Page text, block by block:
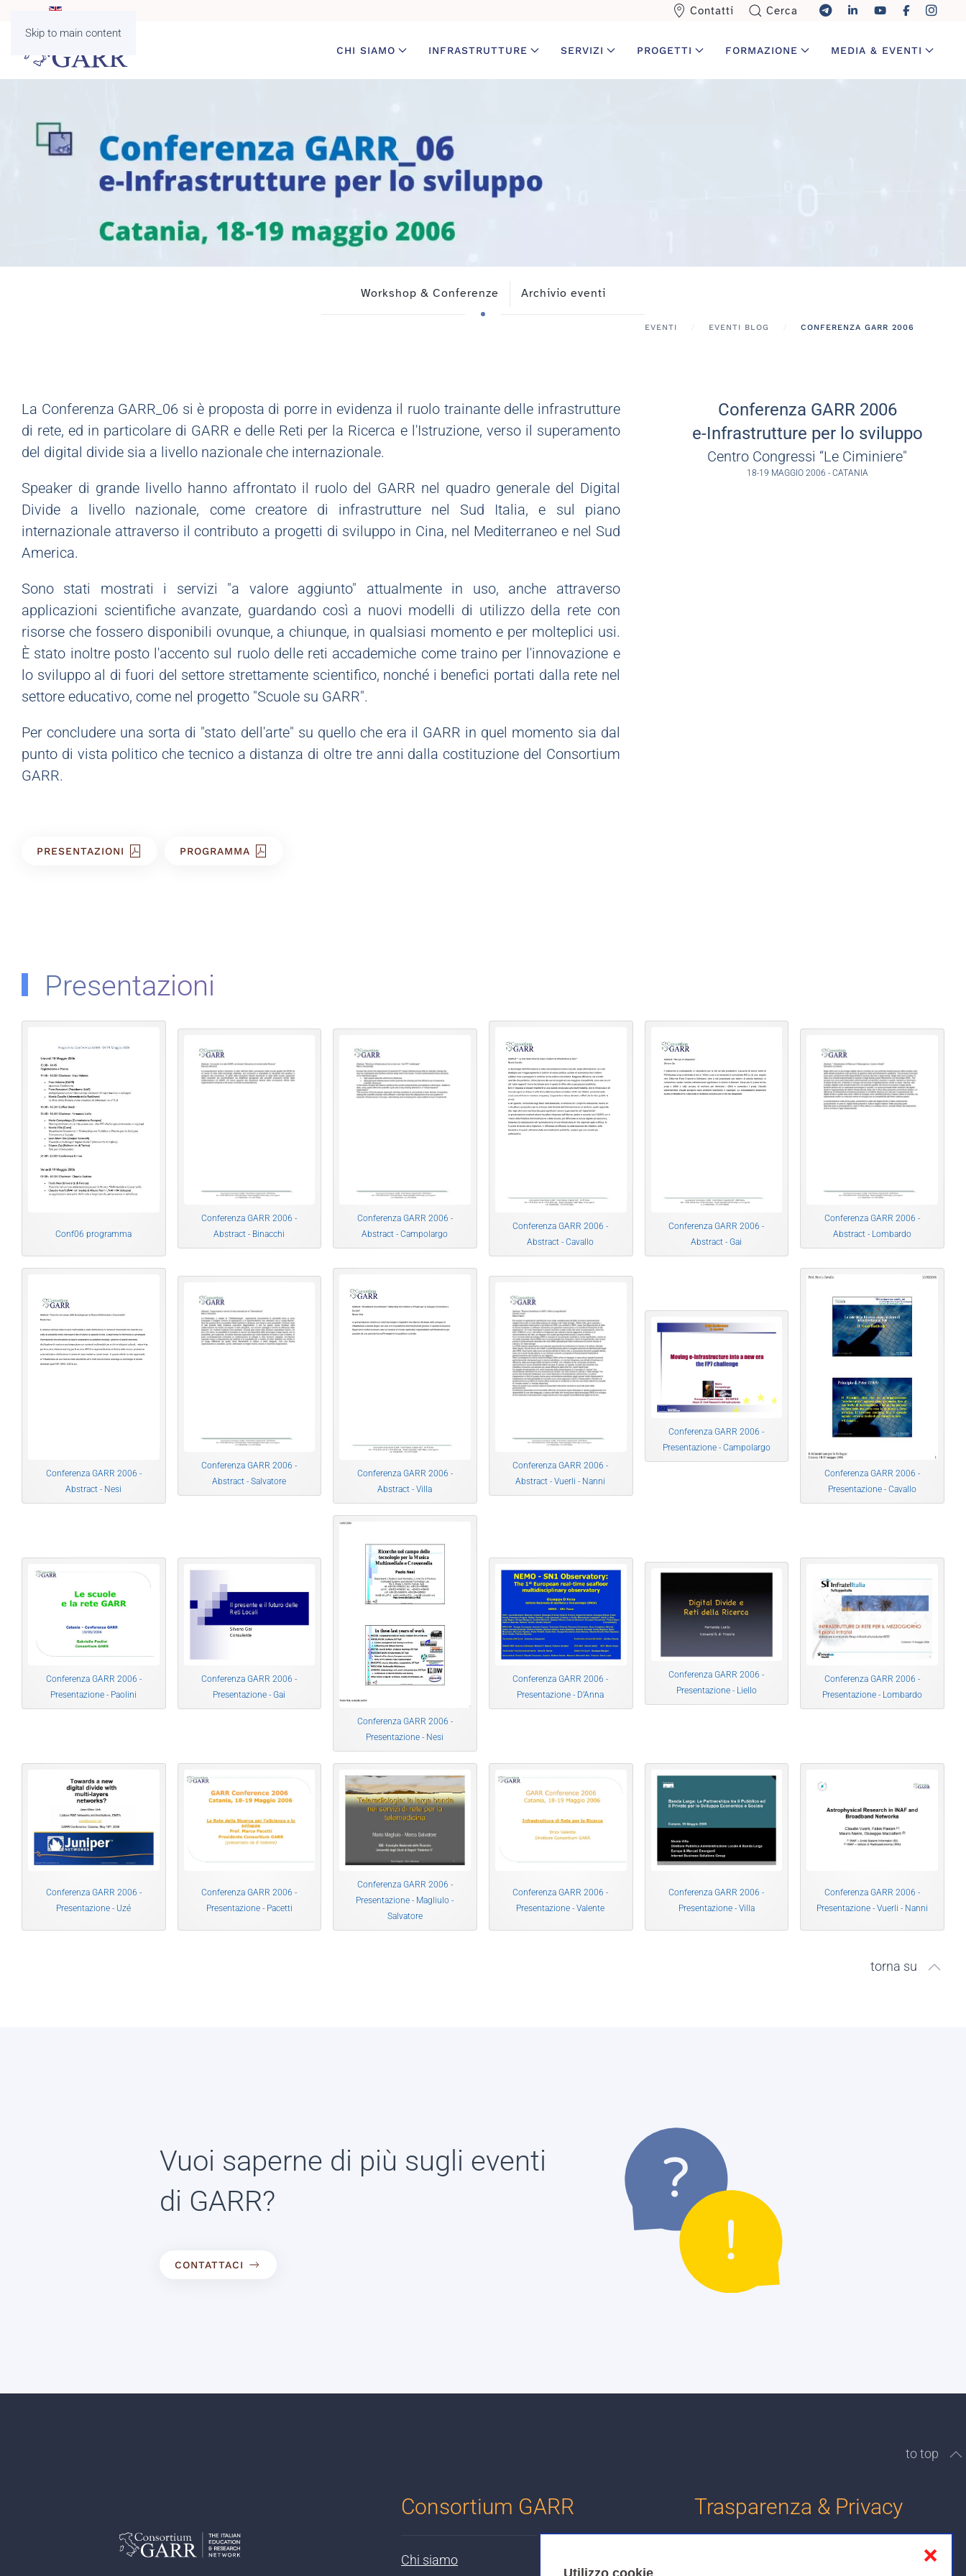
❌
Skip to main content
Contatti Cerca
CHI SIAMO INFRASTRUTTURE SERVIZI PROGETTI FORMAZIONE MEDIA & EVENTI
Workshop & Conferenze Archivio eventi
EVENTI EVENTI BLOG CONFERENZA GARR 2006
La Conferenza GARR_06 si è proposta di porre in evidenza il ruolo trainante delle infrastrutture
di rete, ed in particolare di GARR e delle Reti per la Ricerca e l'Istruzione, verso il superamento
del digital divide sia a livello nazionale che internazionale.
Speaker di grande livello hanno affrontato il ruolo del GARR nel quadro generale del Digital
Divide a livello nazionale, come creatore di infrastrutture nel Sud Italia, e sul piano
internazionale attraverso il contributo a progetti di sviluppo in Cina, nel Mediterraneo e nel Sud
America.
Sono stati mostrati i servizi "a valore aggiunto" attualmente in uso, anche attraverso
applicazioni scientifiche avanzate, guardando così a nuovi modelli di utilizzo della rete con
risorse che fossero disponibili ovunque, a chiunque, in qualsiasi momento e per molteplici usi.
È stato inoltre posto l'accento sul ruolo delle reti accademiche come traino per l'innovazione e
lo sviluppo al di fuori del settore strettamente scientifico, nonché i benefici portati dalla rete nel
settore educativo, come nel progetto "Scuole su GARR".
Per concludere una sorta di "stato dell'arte" su quello che era il GARR in quel momento sia dal
punto di vista politico che tecnico a distanza di oltre tre anni dalla costituzione del Consortium
GARR.
PRESENTAZIONI PROGRAMMA
Conferenza GARR 2006
e-Infrastrutture per lo sviluppo
Centro Congressi “Le Ciminiere"
18-19 MAGGIO 2006 - CATANIA
Presentazioni
Conf06 programma
Conferenza GARR 2006 -
Abstract - Binacchi
Conferenza GARR 2006 -
Abstract - Campolargo
Conferenza GARR 2006 -
Abstract - Cavallo
Conferenza GARR 2006 -
Abstract - Gai
Conferenza GARR 2006 -
Abstract - Lombardo
Conferenza GARR 2006 -
Abstract - Nesi
Conferenza GARR 2006 -
Abstract - Salvatore
Conferenza GARR 2006 -
Abstract - Villa
Conferenza GARR 2006 -
Abstract - Vuerli - Nanni
Conferenza GARR 2006 -
Presentazione - Campolargo
Conferenza GARR 2006 -
Presentazione - Cavallo
Conferenza GARR 2006 -
Presentazione - Paolini
Conferenza GARR 2006 -
Presentazione - Gai
Conferenza GARR 2006 -
Presentazione - Nesi
Conferenza GARR 2006 -
Presentazione - D’Anna
Conferenza GARR 2006 -
Presentazione - Liello
Conferenza GARR 2006 -
Presentazione - Lombardo
Conferenza GARR 2006 -
Presentazione - Uzé
Conferenza GARR 2006 -
Presentazione - Pacetti
Conferenza GARR 2006 -
Presentazione - Magliulo -
Salvatore
Conferenza GARR 2006 -
Presentazione - Valente
Conferenza GARR 2006 -
Presentazione - Villa
Conferenza GARR 2006 -
Presentazione - Vuerli - Nanni
torna su
Vuoi saperne di più sugli eventi
di GARR?
CONTATTACI
to top
Consortium GARR
Chi siamo
Trasparenza & Privacy